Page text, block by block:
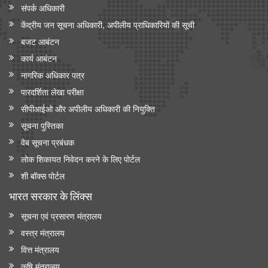
संपर्क अधिकारी
केंद्रीय जन सूचना अधिकारी, अपीलीय प्राधिकारियों की सूची
बजट आबंटन
कार्य आबंटन
नागरिक अधिकार पत्र
पारदर्शिता लेखा परीक्षा
सीपीआईओ और अपी‍लीय अधिकारी की नियुक्ति
सूचना पुस्तिका
वेब सूचना प्रबंधक
लोक शिकायत निवेदन करने के लिए पोर्टल
शी बॉक्स पोर्टल
भारत सरकार के लिंक्‍स
सूचना एवं प्रसारण मंत्रालय
वस्त्र मंत्रालय
वित्त मंत्रालय